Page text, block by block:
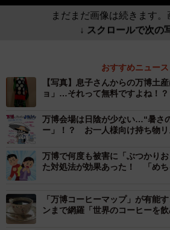
まだまだ画像は続きます。
↓ スクロールで次の
おすすめニュース
【写真】息子さんからの万博土
ョ」…それって無料ですよね！？
万博会場は日陰が少ない…“暑さ
ー」！？ お一人様向け持ち物
万博で何度も被害に「ぶつかり
た対処法が効果あった！ 「めち
「万博コーヒーマップ」が有能
ンまで網羅「世界のコーヒーを飲